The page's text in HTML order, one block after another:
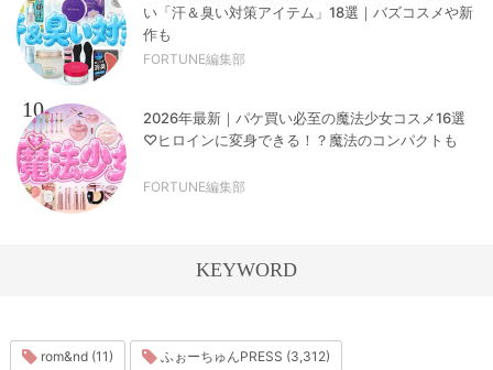
い「汗＆臭い対策アイテム」18選｜バズコスメや新
作も
FORTUNE編集部
10
2026年最新｜パケ買い必至の魔法少女コスメ16選
♡ヒロインに変身できる！？魔法のコンパクトも
FORTUNE編集部
KEYWORD
rom&nd (11) ふぉーちゅんPRESS (3,312)